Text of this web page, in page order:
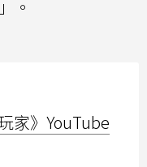
。
家》YouTube